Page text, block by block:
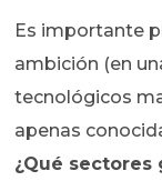
Es importante
ambición (en
tecnológicos
apenas
¿Qué sectores